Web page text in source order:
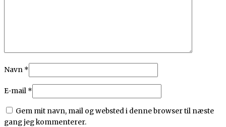
Navn *
E-mail *
Gem mit navn, mail og websted i denne browser til næste
gang jeg kommenterer.